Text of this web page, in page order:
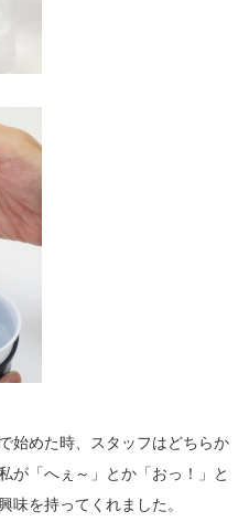
始めた時、スタッフはどちらか
が「へぇ～」とか「おっ！」と
味を持ってくれました。